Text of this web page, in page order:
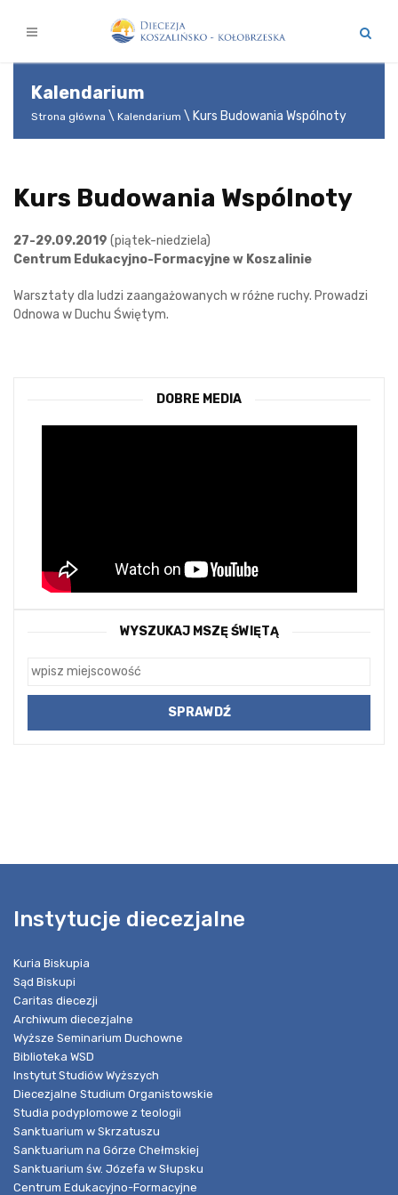
Kalendarium
Strona główna Kalendarium Kurs Budowania Wspólnoty
Kurs Budowania Wspólnoty
27-29.09.2019 (piątek-niedziela)
Centrum Edukacyjno-Formacyjne w Koszalinie
Warsztaty dla ludzi zaangażowanych w różne ruchy. Prowadzi
Odnowa w Duchu Świętym.
DOBRE MEDIA
WYSZUKAJ MSZĘ ŚWIĘTĄ
Instytucje diecezjalne
Kuria Biskupia
Sąd Biskupi
Caritas diecezji
Archiwum diecezjalne
Wyższe Seminarium Duchowne
Biblioteka WSD
Instytut Studiów Wyższych
Diecezjalne Studium Organistowskie
Studia podyplomowe z teologii
Sanktuarium w Skrzatuszu
Sanktuarium na Górze Chełmskiej
Sanktuarium św. Józefa w Słupsku
Centrum Edukacyjno-Formacyjne